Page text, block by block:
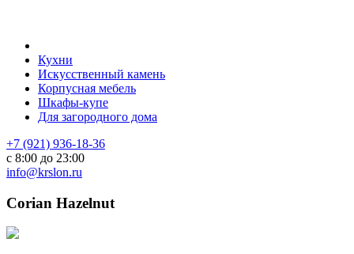
Кухни
Искусственный камень
Корпусная мебель
Шкафы-купе
Для загородного дома
+7 (921) 936-18-36
с 8:00 до 23:00
info@krslon.ru
Corian Hazelnut